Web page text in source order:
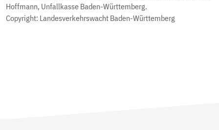
Hoffmann, Unfallkasse Baden-Württemberg.
Copyright: Landesverkehrswacht Baden-Württemberg